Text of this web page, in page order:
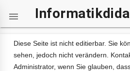

Diese Seite ist nicht editierbar. Sie
sehen, jedoch nicht verändern.
Administrator, wenn Sie glauben,